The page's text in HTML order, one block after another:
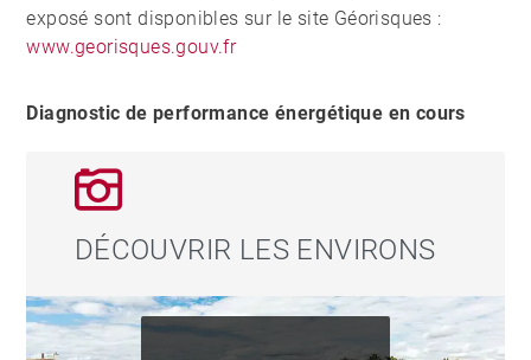
bien est exposé sont disponibles sur le site
Géorisques : www.georisques.gouv.fr - Anne COGEZ -
exposé sont disponibles sur le site Géorisques :
www.georisques.gouv.fr
Diagnostic de performance énergétique en cours
DÉCOUVRIR LES ENVIRONS